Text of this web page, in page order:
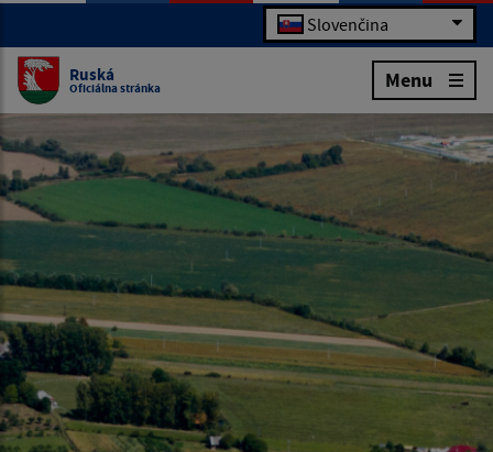
Slovenčina
Ruská
Oficiálna stránka Menu